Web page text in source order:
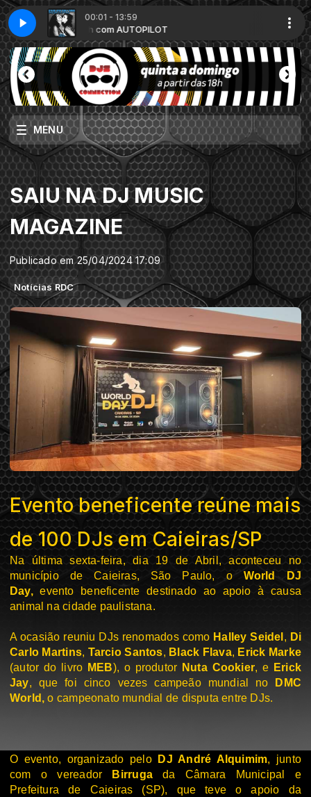
00:01 - 13:59
24h com AUTOPILOT
Mix) EDOFFAIAH, David Penn, Thando feat. Eric B Turner - Always
MENU
SAIU NA DJ MUSIC
MAGAZINE
Publicado em 25/04/2024 17:09
Notícias RDC
Evento beneficente reúne mais
de 100 DJs em Caieiras/SP
Na última sexta-feira, dia 19 de Abril, aconteceu no
município de Caieiras, São Paulo, o World DJ
Day,evento beneficente destinado ao apoio à causa
animal na cidade paulistana.
A ocasião reuniu DJs renomados como Halley Seidel , Di
Carlo Martins, Tarcio Santos, Black Flava, Erick Marke
(autor do livro MEB), o produtor Nuta Cookier, e Erick
Jay, que foi cinco vezes campeão mundial no
DMC
World,o campeonato mundial de disputa entre DJs.
O evento, organizado pelo DJ André Alquimim, junto
com o vereador
Birrugada Câmara Municipal e
Prefeitura de Caieiras (SP), que teve o apoio da